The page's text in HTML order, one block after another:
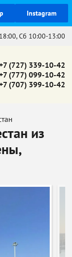
Instagram
Сб 10:00-13:00
(727) 339-10-42
(777) 099-10-42
(707) 399-10-42
из